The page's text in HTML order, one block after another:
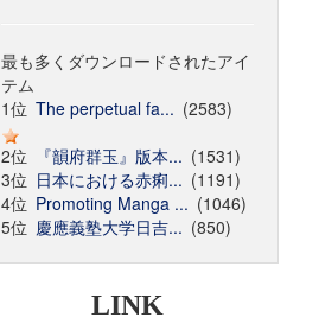
最も多くダウンロードされたアイ
テム
1位 The perpetual fa... (2583)
2位
『韻府群玉』版本... (1531)
3位 日本における赤痢... (1191)
4位 Promoting Manga ... (1046)
5位 慶應義塾大学日吉... (850)
LINK